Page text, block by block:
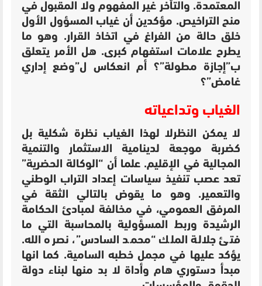
المعتمدة. والتأخر غير المفهوم ولا المقبول في
منح التراخيص. مؤكدين أن غياب المسؤول الأول
خلق حالة من الفراغ في اتخاذ القرار. وهو ما
يطرح علامات استفهام كبرى. هل الأمر يتعلق
ب”إجازة مطولة”؟ أم انعكاس ل”وضع إداري
غامض”؟
الغياب وتداعياته
لا يمكن النظرلا لهذا الغياب نظرة شكلية بل
كضربة موجعة لدينامية الاستثمار والتنمية
المجالية في الإقليم. علما أن “الوكالة الحضرية”
تعد عصب تنفيذ سياسات إعداد التراب الوطني
والتعمير. وهو ما يقوض بالتالي الثقة في
المرفق العمومي، في مخالفة لمبادئ الحكامة
الرشيدة وربط المسؤولية بالمحاسبة التي ما
فتئ جلالة الملك “محمد السادس”، نصره الله.
يؤكد عليها في مجمل خطبه السامية. كما انها
مبدأ دستوري هام وأداة لا بد منها لبناء دولة